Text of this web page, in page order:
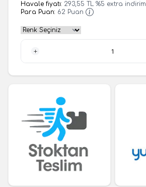
Havale fiyatı: 293,55 TL %5 extra indirim
Para Puan: 62 Puan